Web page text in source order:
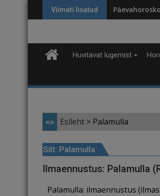
to
Viimati lisatud
Huvitavat lugemist
«» Esileht > Palamulla
Silt: Palamulla
Ilmaennustus: Palamulla
Palamulla: ilmaennustus